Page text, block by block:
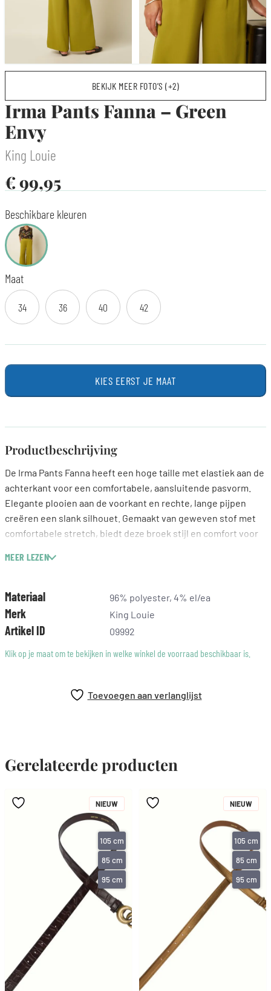
BEKIJK MEER FOTO’S (+2)
Irma Pants Fanna – Green
Envy
King Louie
€99,95
Beschikbare kleuren
Maat
34 36 40 42
KIES EERST JE MAAT
Productbeschrijving
De Irma Pants Fanna heeft een hoge taille met elastiek aan de
achterkant voor een comfortabele, aansluitende pasvorm.
Elegante plooien aan de voorkant en rechte, lange pijpen
creëren een slank silhouet. Gemaakt van geweven stof met
comfortabele stretch, biedt deze broek stijl en comfort voor
Hoge taille
Elegante plooien aan de voorkant
Elastische tailleband
Aansluitende pasvorm
Lange lengte
Rechte pijpen
Comfort stretch
MEER LEZEN
Materiaal 96% polyester, 4% el/ea
Merk King Louie
Artikel ID
09992
Klik op je maat om te bekijken in welke winkel de voorraad beschikbaar is.
Toevoegen aan verlanglijst
Gerelateerde producten
NIEUW
105 cm
85 cm
95 cm
NIEUW
105 cm
85 cm
95 cm